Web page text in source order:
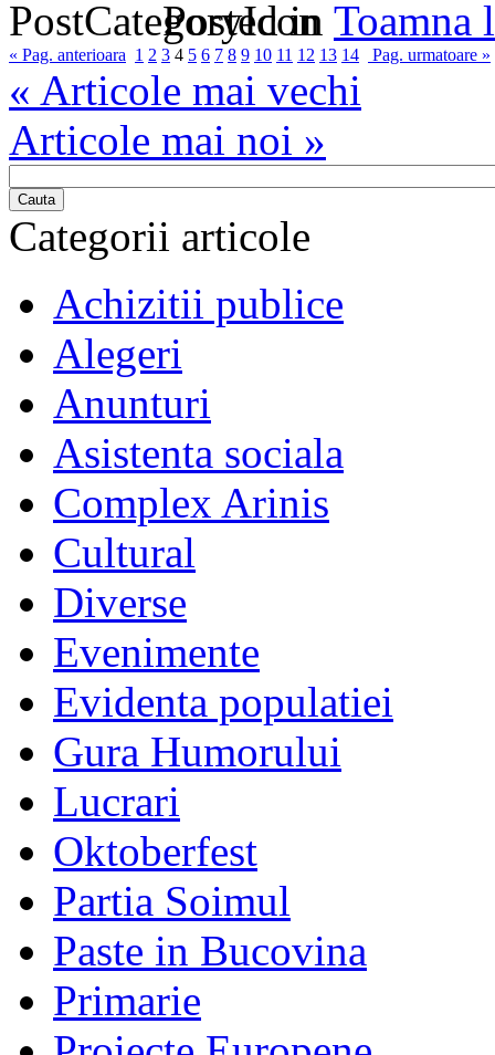
Posted in Toamna
« Pag. anterioara 1 2 3 4 5 6 7 8 9 10 11 12 13 14 Pag. urmatoare »
« Articole mai vechi
Articole mai noi »
Cauta
Categorii articole
Achizitii publice
Alegeri
Anunturi
Asistenta sociala
Complex Arinis
Cultural
Diverse
Evenimente
Evidenta populatiei
Gura Humorului
Lucrari
Oktoberfest
Partia Soimul
Paste in Bucovina
Primarie